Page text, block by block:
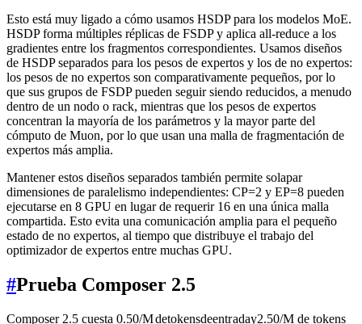
Esto está muy ligado a cómo usamos HSDP para los modelos MoE.
HSDP forma múltiples réplicas de FSDP y aplica all-reduce a los
gradientes entre los fragmentos correspondientes. Usamos diseños
de HSDP separados para los pesos de expertos y los de no expertos:
los pesos de no expertos son comparativamente pequeños, por lo
que sus grupos de FSDP pueden seguir siendo reducidos, a menudo
dentro de un nodo o rack, mientras que los pesos de expertos
concentran la mayoría de los parámetros y la mayor parte del
cómputo de Muon, por lo que usan una malla de fragmentación de
expertos más amplia.
Mantener estos diseños separados también permite solapar
dimensiones de paralelismo independientes: CP=2 y EP=8 pueden
ejecutarse en 8 GPU en lugar de requerir 16 en una única malla
compartida. Esto evita una comunicación amplia para el pequeño
estado de no expertos, al tiempo que distribuye el trabajo del
optimizador de expertos entre muchas GPU.
#Prueba Composer 2.5
Composer 2.5 cuesta 0.50/Mdetokensdeentraday2.50/M de tokens